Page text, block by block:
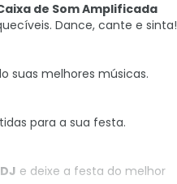
de Som Amplificada
Dance, cante e sinta!
suas melhores músicas.
para a sua festa.
e deixe a festa do melhor